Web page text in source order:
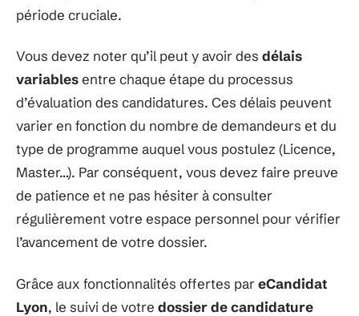
période cruciale.
Vous devez noter qu’il peut y avoir des délais
variablesentre chaque étape du processus
d’évaluation des candidatures. Ces délais peuvent
varier en fonction du nombre de demandeurs et du
type de programme auquel vous postulez (Licence,
Master…). Par conséquent, vous devez faire preuve
de patience et ne pas hésiter à consulter
régulièrement votre espace personnel pour vérifier
l’avancement de votre dossier.
Grâce aux fonctionnalités offertes pareCandidat
Lyon, le suivi de votre dossier de candidature